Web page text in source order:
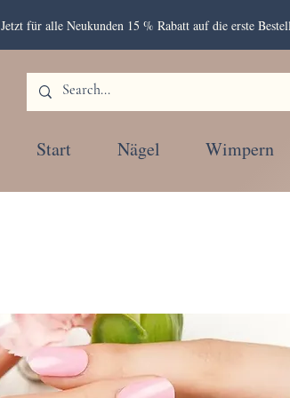
Jetzt für alle Neukunden 15 % Rabatt auf die erste
Start Nägel Wimpern